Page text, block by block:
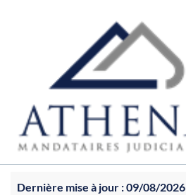
Dernière mise à jour : 09/08/2026